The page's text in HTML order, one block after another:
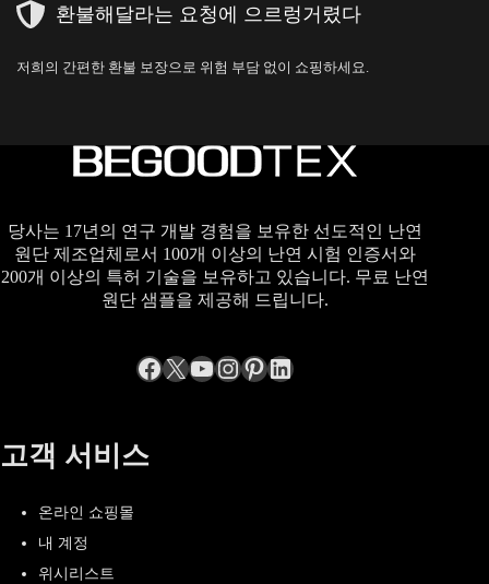
환불해달라는 요청에 으르렁거렸다
저희의 간편한 환불 보장으로 위험 부담 없이 쇼핑하세요.
당사는 17년의 연구 개발 경험을 보유한 선도적인 난연
원단 제조업체로서 100개 이상의 난연 시험 인증서와
200개 이상의 특허 기술을 보유하고 있습니다. 무료 난연
원단 샘플을 제공해 드립니다.
Facebook
엑스YouTube
Instagram
Pinterest
LinkedIn
고객 서비스
온라인 쇼핑몰
내 계정
위시리스트